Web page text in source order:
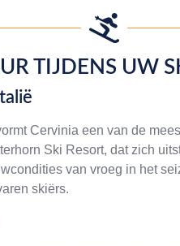
TIJDENS UW
Cervinia een van de
Ski Resort, dat zich
van vroeg in het
skiërs.